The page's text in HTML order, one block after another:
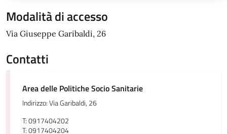
Modalità di accesso
Via Giuseppe Garibaldi, 26
Contatti
Area delle Politiche Socio Sanitarie
Indirizzo: Via Garibaldi, 26
T: 0917404202
T: 0917404204